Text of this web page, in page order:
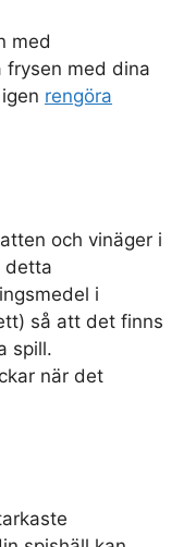
med
frysen med dina
rengöra
och vinäger i
detta
i
så att det finns
spill.
när det